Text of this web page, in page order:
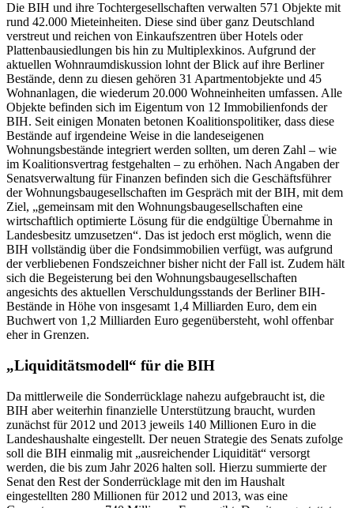
Die BIH und ihre Tochtergesellschaften verwalten 571 Objekte mit
rund 42.000 Mieteinheiten. Diese sind über ganz Deutschland
verstreut und reichen von Einkaufszentren über Hotels oder
Plattenbausiedlungen bis hin zu Multiplexkinos. Aufgrund der
aktuellen Wohnraumdiskussion lohnt der Blick auf ihre Berliner
Bestände, denn zu diesen gehören 31 Apartmentobjekte und 45
Wohnanlagen, die wiederum 20.000 Wohneinheiten umfassen. Alle
Objekte befinden sich im Eigentum von 12 Immobilienfonds der
BIH. Seit einigen Monaten betonen Koalitionspolitiker, dass diese
Bestände auf irgendeine Weise in die landeseigenen
Wohnungsbestände integriert werden sollten, um deren Zahl – wie
im Koalitionsvertrag festgehalten – zu erhöhen. Nach Angaben der
Senatsverwaltung für Finanzen befinden sich die Geschäftsführer
der Wohnungsbaugesellschaften im Gespräch mit der BIH, mit dem
Ziel, „gemeinsam mit den Wohnungsbaugesellschaften eine
wirtschaftlich optimierte Lösung für die endgültige Übernahme in
Landesbesitz umzusetzen“. Das ist jedoch erst möglich, wenn die
BIH vollständig über die Fondsimmobilien verfügt, was aufgrund
der verbliebenen Fondszeichner bisher nicht der Fall ist. Zudem hält
sich die Begeisterung bei den Wohnungsbaugesellschaften
angesichts des aktuellen Verschuldungsstands der Berliner BIH-
Bestände in Höhe von insgesamt 1,4 Milliarden Euro, dem ein
Buchwert von 1,2 Milliarden Euro gegenübersteht, wohl offenbar
eher in Grenzen.
„Liquiditätsmodell“ für die BIH
Da mittlerweile die Sonderrücklage nahezu aufgebraucht ist, die
BIH aber weiterhin finanzielle Unterstützung braucht, wurden
zunächst für 2012 und 2013 jeweils 140 Millionen Euro in die
Landeshaushalte eingestellt. Der neuen Strategie des Senats zufolge
soll die BIH einmalig mit „ausreichender Liquidität“ versorgt
werden, die bis zum Jahr 2026 halten soll. Hierzu summierte der
Senat den Rest der Sonderrücklage mit den im Haushalt
eingestellten 280 Millionen für 2012 und 2013, was eine